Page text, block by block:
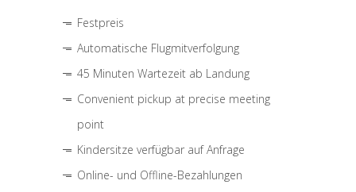
Festpreis
Automatische Flugmitverfolgung
45 Minuten Wartezeit ab Landung
Convenient pickup at precise meeting
point
Kindersitze verfügbar auf Anfrage
Online- und Offline-Bezahlungen